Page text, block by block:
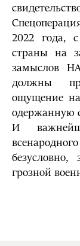
2022 года,
страны на
замыслов
должны
ощущение
одержанную
И
грозной